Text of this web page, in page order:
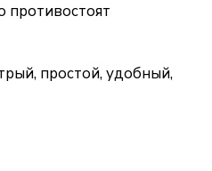
противостоят
простой, удобный,